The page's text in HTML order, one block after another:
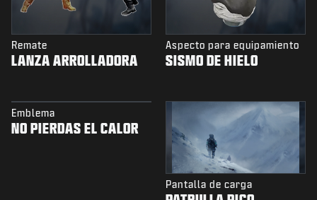
Remate
LANZA ARROLLADORA
Aspecto para equipamiento
SISMO DE HIELO
Emblema
NO PIERDAS EL CALOR
Pantalla de carga